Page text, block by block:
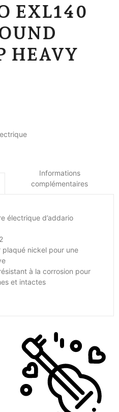
EXL140
HEAVY
Informations
complémentaires
électrique d’addario
plaqué nickel pour une
à la corrosion pour
et intactes